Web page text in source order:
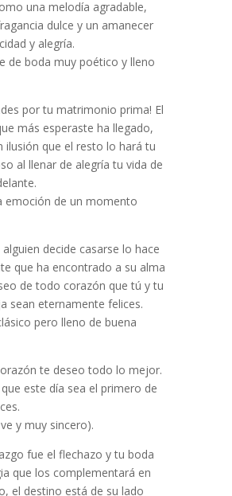
una melodía agradable,
dulce y un amanecer
y alegría.
de boda muy poético y lleno
por tu matrimonio prima! El
más esperaste ha llegado,
ilusión que el resto lo hará tu
al llenar de alegría tu vida de
emoción de un momento
decide casarse lo hace
que ha encontrado a su alma
de todo corazón que tú y tu
sean eternamente felices.
pero lleno de buena
te deseo todo lo mejor.
este día sea el primero de
y muy sincero).
fue el flechazo y tu boda
que los complementará en
el destino está de su lado